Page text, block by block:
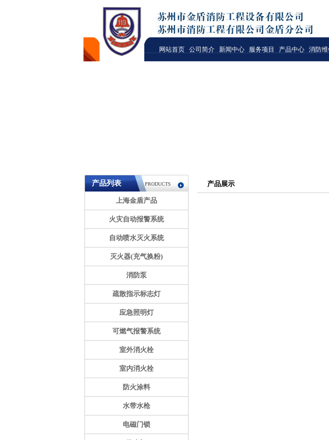
网站首页 公司简介 新闻中心 服务项目 产品中心 消防维
产品列表 PRODUCTS
上海金盾产品
火灾自动报警系统
自动喷水灭火系统
灭火器(充气换粉)
消防泵
疏散指示标志灯
应急照明灯
可燃气报警系统
室外消火栓
室内消火栓
防火涂料
水带水枪
电磁门锁
产品展示